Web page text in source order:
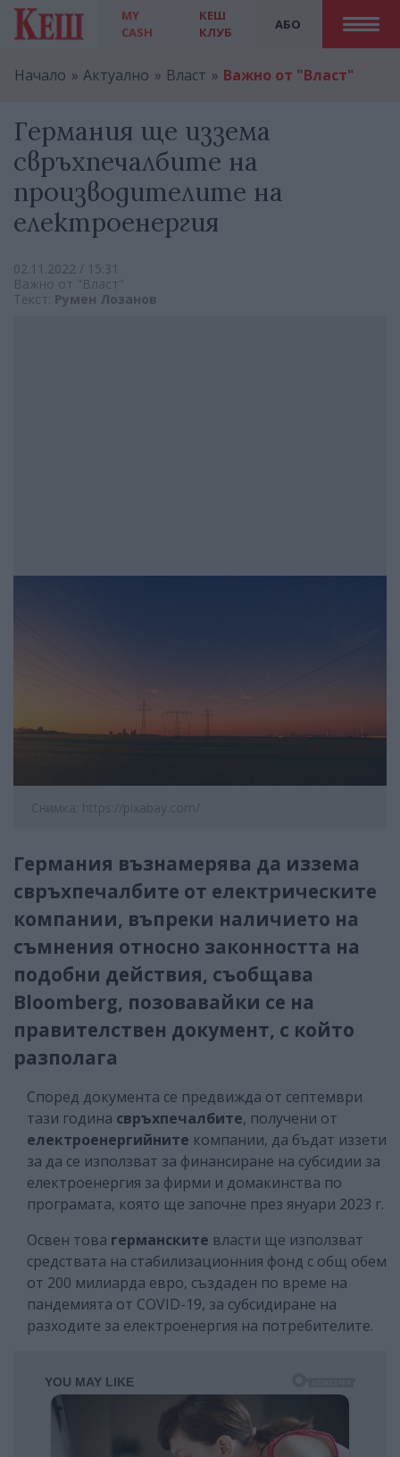
MY
CASH
АБО
КЕШ
КЛУБ
Начало Актуално Власт Важно от "Власт"
Германия ще иззема
свръхпечалбите на
производителите на
електроенергия
02.11.2022 / 15:31
Важно от "Власт"
Текст: Румен Лозанов
Снимка: https://pixabay.com/
Германия възнамерява да иззема
свръхпечалбите от електрическите
компании, въпреки наличието на
съмнения относно законността на
подобни действия, съобщава
Bloomberg, позовавайки се на
правителствен документ, с който
разполага
Според документа се предвижда от септември
тази година свръхпечалбите, получени от
електроенергийните компании, да бъдат иззети
за да се използват за финансиране на субсидии за
електроенергия за фирми и домакинства по
програмата, която ще започне през януари 2023 г.
Освен това германските власти ще използват
средствата на стабилизационния фонд с общ обем
от 200 милиарда евро, създаден по време на
пандемията от COVID-19, за субсидиране на
разходите за електроенергия на потребителите.